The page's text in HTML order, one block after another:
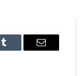
Tumblr Email